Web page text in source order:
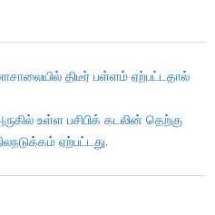
திடீர் பள்ளம் ஏற்பட்டதால்
உள்ள பசிபிக் கடலின் தெற்கு
ஏற்பட்டது.